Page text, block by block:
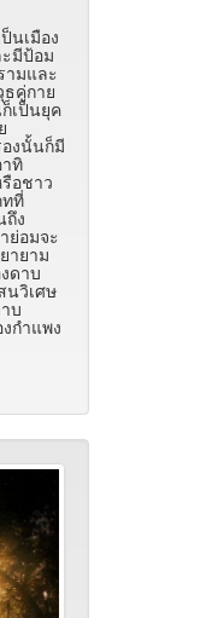
นเมือง
มีป้อม
ามและ
ธคู่กาย
เป็นยุค
งนั้นก็มี
ทิ
อชาว
ทที่
ง
ย่อมจะ
ายาม
ดาบ
นวิเศษ
บ
กำแพง